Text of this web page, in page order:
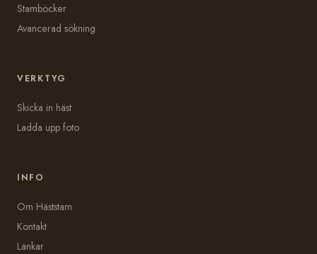
Stamböcker
Avancerad sökning
VERKTYG
Skicka in häst
Ladda upp foto
INFO
Om Häststam
Kontakt
Länkar